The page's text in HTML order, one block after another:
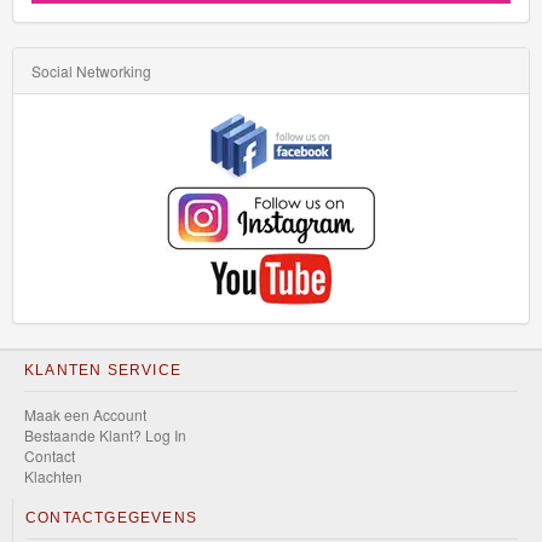
Social Networking
KLANTEN SERVICE
Maak een Account
Bestaande Klant? Log In
Contact
Klachten
CONTACTGEGEVENS